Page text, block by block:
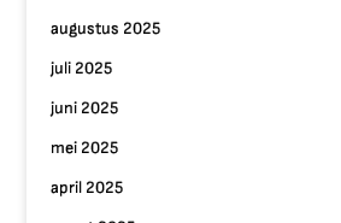
augustus 2025
juli 2025
juni 2025
mei 2025
april 2025